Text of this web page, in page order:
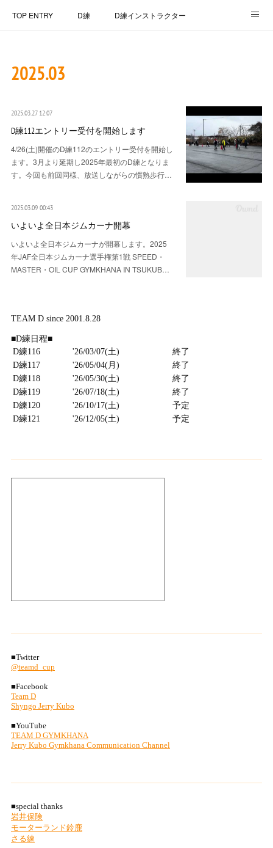
TOP ENTRY D練 D練インストラクター
CONTACT
2025.03
2025.03.27 12:07
D練112エントリー受付を開始します
4/26(土)開催のD練112のエントリー受付を開始し
ます。3月より延期し2025年最初のD練となりま
す。今回も前回同様、放送しながらの慣熟歩行…
2025.03.09 00:43
いよいよ全日本ジムカーナ開幕
いよいよ全日本ジムカーナが開幕します。2025
年JAF全日本ジムカーナ選手権第1戦 SPEED・
MASTER・OIL CUP GYMKHANA IN TSUKUB…